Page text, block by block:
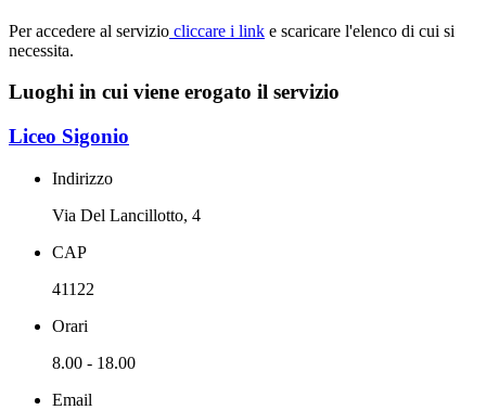
Per accedere al servizio cliccare i link e scaricare l'elenco di cui si
necessita.
Luoghi in cui viene erogato il servizio
Liceo Sigonio
Indirizzo
Via Del Lancillotto, 4
CAP
41122
Orari
8.00 - 18.00
Email